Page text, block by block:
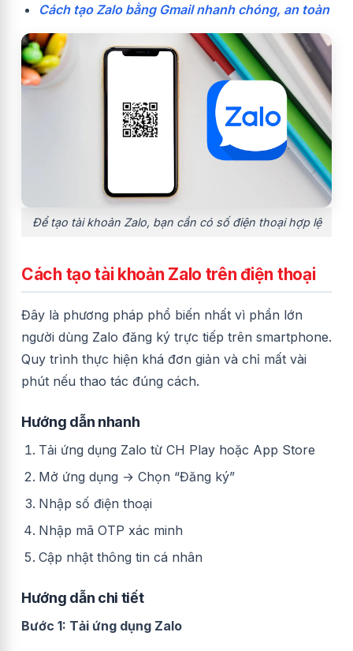
Cách tạo Zalo bằng Gmail nhanh chóng, an toàn
Để tạo tài khoản Zalo, bạn cần có số điện thoại hợp lệ
Cách tạo tài khoản Zalo trên điện thoại
Đây là phương pháp phổ biến nhất vì phần lớn
người dùng Zalo đăng ký trực tiếp trên smartphone.
Quy trình thực hiện khá đơn giản và chỉ mất vài
phút nếu thao tác đúng cách.
Hướng dẫn nhanh
Tải ứng dụng Zalo từ CH Play hoặc App Store
Mở ứng dụng → Chọn “Đăng ký”
Nhập số điện thoại
Nhập mã OTP xác minh
Cập nhật thông tin cá nhân
Hướng dẫn chi tiết
Bước 1: Tải ứng dụng Zalo